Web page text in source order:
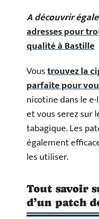
A découvrir
adresses pour
qualité à Bastille
Voustrouvez la
parfaite pour
nicotine dans le
et vous serez sur
tabagique. Les
également
les utiliser.
Tout savoir
d’un patch